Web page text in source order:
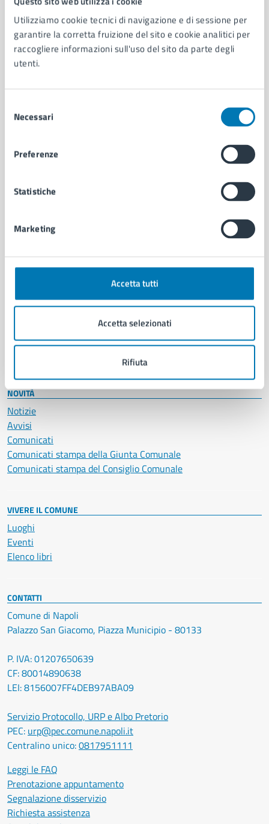
Utilizziamo cookie tecnici di navigazione e di sessione per
garantire la corretta fruizione del sito e cookie analitici per
raccogliere informazioni sull'uso del sito da parte degli
utenti.
delNecessari
Preferenze
Statistiche
Marketing
Accetta tutti
Accetta selezionati
Rifiuta
AMMINISTRAZIONE
Aree amministrative
Organi di governo
Municipalità
Personale amministrativo
Intranet, posta aziendale e protocollo
CATEGORIE DI SERVIZIO
Anagrafe e stato civile
Autorizzazioni
Documenti e certificati
Imprese e commercio
Salute, benessere e assistenza
Servizi Cimiteriali
Vita lavorativa
NOVITÀ
Notizie
Avvisi
Comunicati
Comunicati stampa della Giunta Comunale
Comunicati stampa del Consiglio Comunale
VIVERE IL COMUNE
Luoghi
Eventi
Elenco libri
CONTATTI
Comune di Napoli
Palazzo San Giacomo, Piazza Municipio - 80133
P. IVA: 01207650639
CF: 80014890638
LEI: 8156007FF4DEB97ABA09
Servizio Protocollo, URP e Albo Pretorio
PEC: urp@pec.comune.napoli.it
Centralino unico:0817951111
Leggi le FAQ
Prenotazione appuntamento
Segnalazione disservizio
Richiesta assistenza